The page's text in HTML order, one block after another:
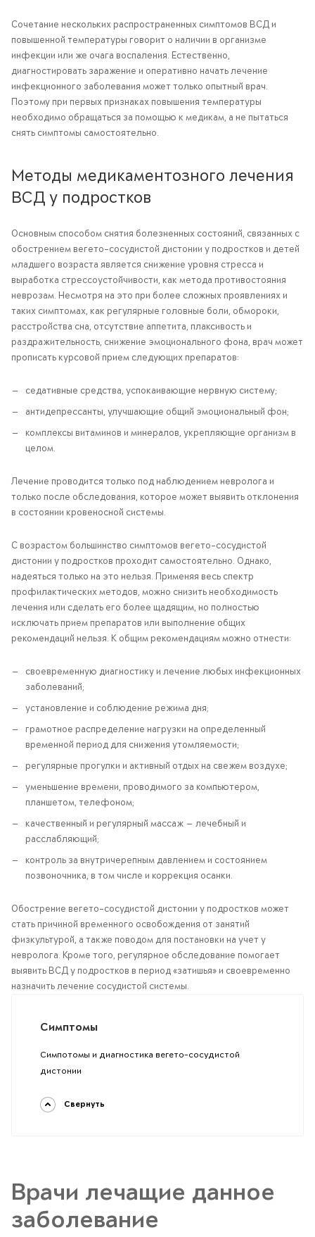
Сочетание нескольких распространенных симптомов ВСД и
повышенной температуры говорит о наличии в организме
инфекции или же очага воспаления. Естественно,
диагностировать заражение и оперативно начать лечение
инфекционного заболевания может только опытный врач.
Поэтому при первых признаках повышения температуры
необходимо обращаться за помощью к медикам, а не пытаться
снять симптомы самостоятельно.
Методы медикаментозного лечения
ВСД у подростков
Основным способом снятия болезненных состояний, связанных с
обострением вегето-сосудистой дистонии у подростков и детей
младшего возраста является снижение уровня стресса и
выработка стрессоустойчивости, как метода противостояния
неврозам. Несмотря на это при более сложных проявлениях и
таких симптомах, как регулярные головные боли, обмороки,
расстройства сна, отсутствие аппетита, плаксивость и
раздражительность, снижение эмоционального фона, врач может
прописать курсовой прием следующих препаратов:
седативные средства, успокаивающие нервную систему;
антидепрессанты, улучшающие общий эмоциональный фон;
комплексы витаминов и минералов, укрепляющие организм в
целом.
Лечение проводится только под наблюдением невролога и
только после обследования, которое может выявить отклонения
в состоянии кровеносной системы.
С возрастом большинство симптомов вегето-сосудистой
дистонии у подростков проходит самостоятельно. Однако,
надеяться только на это нельзя. Применяя весь спектр
профилактических методов, можно снизить необходимость
лечения или сделать его более щадящим, но полностью
исключать прием препаратов или выполнение общих
рекомендаций нельзя. К общим рекомендациям можно отнести:
своевременную диагностику и лечение любых инфекционных
заболеваний;
установление и соблюдение режима дня;
грамотное распределение нагрузки на определенный
временной период для снижения утомляемости;
регулярные прогулки и активный отдых на свежем воздухе;
уменьшение времени, проводимого за компьютером,
планшетом, телефоном;
качественный и регулярный массаж — лечебный и
расслабляющий;
контроль за внутричерепным давлением и состоянием
позвоночника, в том числе и коррекция осанки.
Обострение вегето-сосудистой дистонии у подростков может
стать причиной временного освобождения от занятий
физкультурой, а также поводом для постановки на учет у
невролога. Кроме того, регулярное обследование помогает
выявить ВСД у подростков в период «затишья» и своевременно
назначить лечение сосудистой системы.
Симптомы
Симпотомы и диагностика вегето-сосудистой
дистонии
Свернуть
Врачи лечащие данное
заболевание